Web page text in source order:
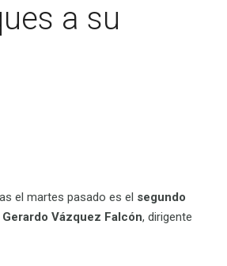
a su
el martes pasado es el segundo
Gerardo Vázquez Falcón, dirigente